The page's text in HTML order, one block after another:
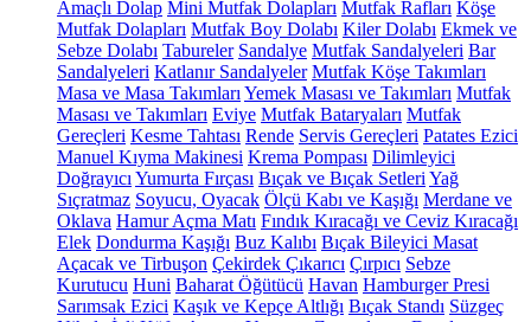
Amaçlı Dolap Mini Mutfak Dolapları Mutfak Rafları Köşe
Mutfak Dolapları Mutfak Boy Dolabı Kiler Dolabı Ekmek ve
Sebze Dolabı Tabureler Sandalye Mutfak Sandalyeleri Bar
Sandalyeleri Katlanır Sandalyeler Mutfak Köşe Takımları
Masa ve Masa Takımları Yemek Masası ve Takımları Mutfak
Masası ve Takımları Eviye Mutfak Bataryaları Mutfak
Gereçleri Kesme Tahtası Rende Servis Gereçleri Patates Ezici
Manuel Kıyma Makinesi Krema Pompası Dilimleyici
Doğrayıcı Yumurta Fırçası Bıçak ve Bıçak Setleri Yağ
Sıçratmaz Soyucu, Oyacak Ölçü Kabı ve Kaşığı Merdane ve
Oklava Hamur Açma Matı Fındık Kıracağı ve Ceviz Kıracağı
Elek Dondurma Kaşığı Buz Kalıbı Bıçak Bileyici Masat
Açacak ve Tirbuşon Çekirdek Çıkarıcı Çırpıcı Sebze
Kurutucu Huni Baharat Öğütücü Havan Hamburger Presi
Sarımsak Ezici Kaşık ve Kepçe Altlığı Bıçak Standı Süzgeç